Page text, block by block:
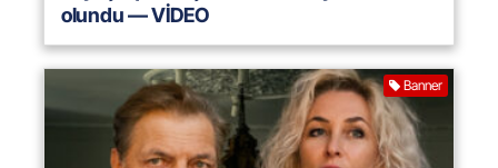
olundu — VİDEO
Banner